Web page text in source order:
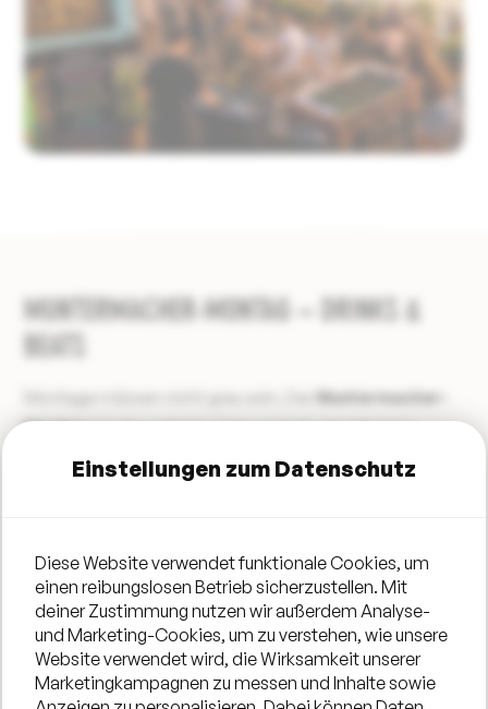
MUNTERMACHER-MONTAG – DRINKS &
BEATS
Montage müssen nicht grau sein. Der Muntermacher-
Montagist die perfekte Gelegenheit, den Montag-
Blues hinter sich zu lassen und mit guter Energie in die
neue Woche zu starten.
sich Family & Friends, Studis und alle, die Lust auf einen
entspannten Abend mit guter Gesellschaft haben.
Direkt am Rhein, begleitet von einem einzigartigen
Sonnenuntergang, sorgen coole Beats, gute Drinks und
lockere Mitmachaktionen für den perfekten
Einstellungen zum Datenschutz
Diese Website verwendet funktionale Cookies, um
einen reibungslosen Betrieb sicherzustellen. Mit
deiner Zustimmung nutzen wir außerdem Analyse-
und Marketing-Cookies, um zu verstehen, wie unsere
Website verwendet wird, die Wirksamkeit unserer
Marketingkampagnen zu messen und Inhalte sowie